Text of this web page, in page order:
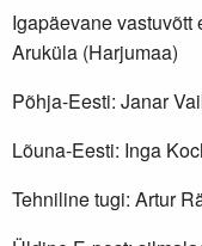
Igapäevane vastuvõtt
Aruküla (Harjumaa)
Põhja-Eesti: Janar
Lõuna-Eesti: Inga
Tehniline tugi: Artur